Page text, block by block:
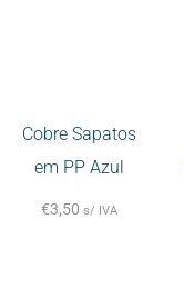
Cobre Sapatos
em PP Azul
€3,50 s/ IVA